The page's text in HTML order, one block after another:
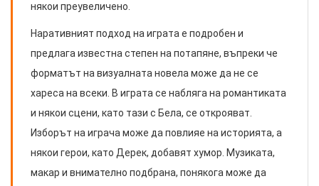
някои преувеличено.
Наративният подход на играта е подробен и
предлага известна степен на потапяне, въпреки че
форматът на визуалната новела може да не се
хареса на всеки. В играта се набляга на романтиката
и някои сцени, като тази с Бела, се открояват.
Изборът на играча може да повлияе на историята, а
някои герои, като Дерек, добавят хумор. Музиката,
макар и внимателно подбрана, понякога може да